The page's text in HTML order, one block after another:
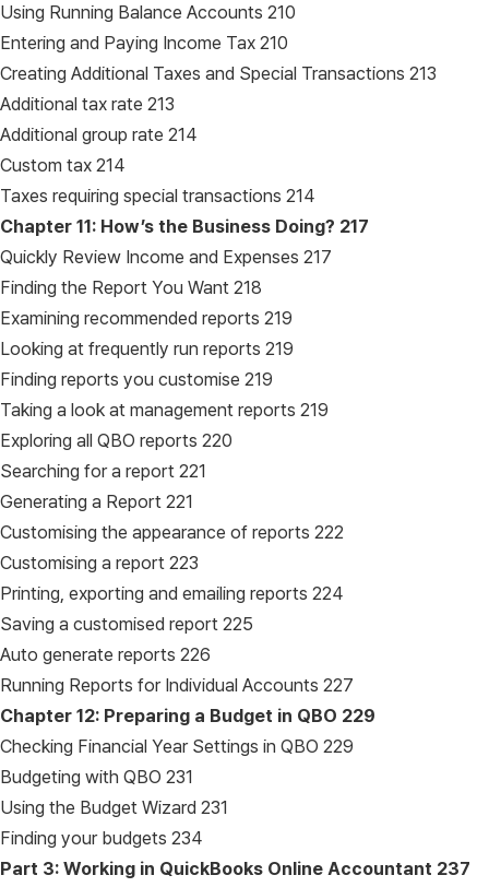
Using Running Balance Accounts 210
Entering and Paying Income Tax 210
Creating Additional Taxes and Special Transactions 213
Additional tax rate 213
Additional group rate 214
Custom tax 214
Taxes requiring special transactions 214
Chapter 11: How’s the Business Doing? 217
Quickly Review Income and Expenses 217
Finding the Report You Want 218
Examining recommended reports 219
Looking at frequently run reports 219
Finding reports you customise 219
Taking a look at management reports 219
Exploring all QBO reports 220
Searching for a report 221
Generating a Report 221
Customising the appearance of reports 222
Customising a report 223
Printing, exporting and emailing reports 224
Saving a customised report 225
Auto generate reports 226
Running Reports for Individual Accounts 227
Chapter 12: Preparing a Budget in QBO 229
Checking Financial Year Settings in QBO 229
Budgeting with QBO 231
Using the Budget Wizard 231
Finding your budgets 234
Part 3: Working in QuickBooks Online Accountant 237